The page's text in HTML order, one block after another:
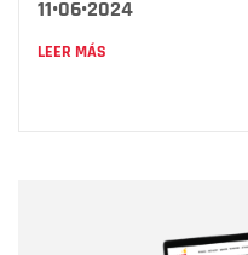
11•06•2024
LEER MÁS